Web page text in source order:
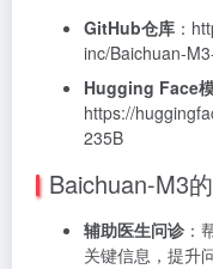
GitHub仓库 ：
inc/Baichuan-
Hugging Face
https://
235B
Baichuan-M3
辅助医生问诊 ：
关键信息，提升